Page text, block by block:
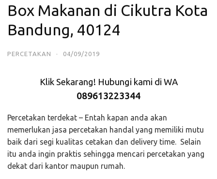
Box Makanan di Cikutra Kota
Bandung, 40124
PERCETAKAN · 04/09/2019
Klik Sekarang! Hubungi kami di WA
089613223344
Percetakan terdekat – Entah kapan anda akan
memerlukan jasa percetakan handal yang memiliki mutu
baik dari segi kualitas cetakan dan delivery time. Selain
itu anda ingin praktis sehingga mencari percetakan yang
dekat dari kantor maupun rumah.